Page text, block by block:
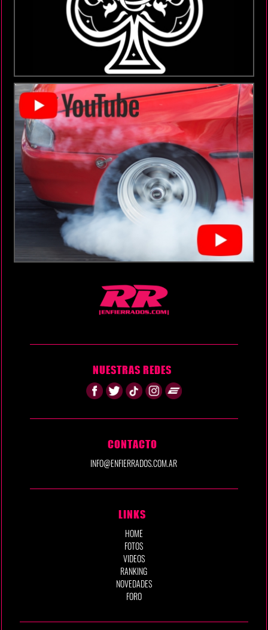
NUESTRAS REDES
CONTACTO
INFO@ENFIERRADOS.COM.AR
LINKS
HOME
FOTOS
VIDEOS
RANKING
NOVEDADES
FORO